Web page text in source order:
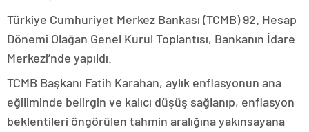
Türkiye Cumhuriyet Merkez Bankası (TCMB) 92. Hesap
Dönemi Olağan Genel Kurul Toplantısı, Bankanın İdare
Merkezi’nde yapıldı.
TCMB Başkanı Fatih Karahan, aylık enflasyonun ana
eğiliminde belirgin ve kalıcı düşüş sağlanıp, enflasyon
beklentileri öngörülen tahmin aralığına yakınsayana